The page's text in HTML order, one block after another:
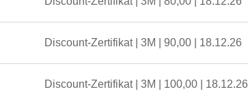
Discount-Zertifikat | 3M | 90,00 | 18.12.26
Discount-Zertifikat | 3M | 100,00 | 18.12.26